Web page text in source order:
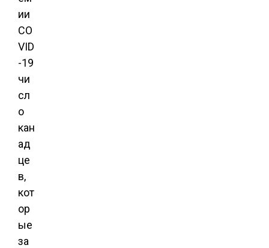
ии
CO
VID
-19
чи
сл
о
кан
ад
це
в,
кот
ор
ые
за